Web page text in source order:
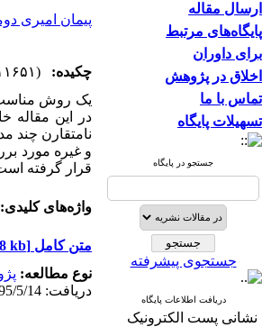
ارسال مقاله
پایگاه‌های مرتبط
برای داوران
اخلاق در پژوهش
تماس با ما
تسهیلات پایگاه
جستجو در پایگاه
جستجوی پیشرفته
دریافت اطلاعات پایگاه
نشانی پست الکترونیک
پیمان امیری
چکیده:
(۱۱۶۵۱ مشاهده)
یک روش مناسب
در این مقاله
نامتقارن چند
و غیره مورد
قرار گرفته
واژه‌های کلیدی:
متن کامل [PDF 208 kb]
نوع مطالعه:
دریافت: 1395/5/14 | پذیرش: 1397/2/26 | انتشار: 1397/2/30